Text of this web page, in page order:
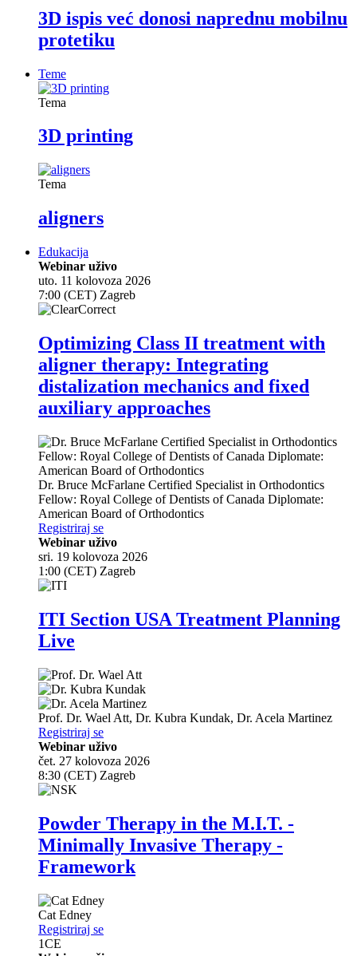
3D ispis već donosi naprednu mobilnu
protetiku
Teme
Tema
3D printing
Tema
aligners
Edukacija
Webinar uživo
uto. 11 kolovoza 2026
7:00 (CET) Zagreb
Optimizing Class II treatment with
aligner therapy: Integrating
distalization mechanics and fixed
auxiliary approaches
Dr. Bruce McFarlane Certified Specialist in Orthodontics
Fellow: Royal College of Dentists of Canada Diplomate:
American Board of Orthodontics
Registriraj se
Webinar uživo
sri. 19 kolovoza 2026
1:00 (CET) Zagreb
ITI Section USA Treatment Planning
Live
Prof. Dr. Wael Att, Dr. Kubra Kundak, Dr. Acela Martinez
Registriraj se
Webinar uživo
čet. 27 kolovoza 2026
8:30 (CET) Zagreb
Powder Therapy in the M.I.T. -
Minimally Invasive Therapy -
Framework
Cat Edney
Registriraj se
1CE